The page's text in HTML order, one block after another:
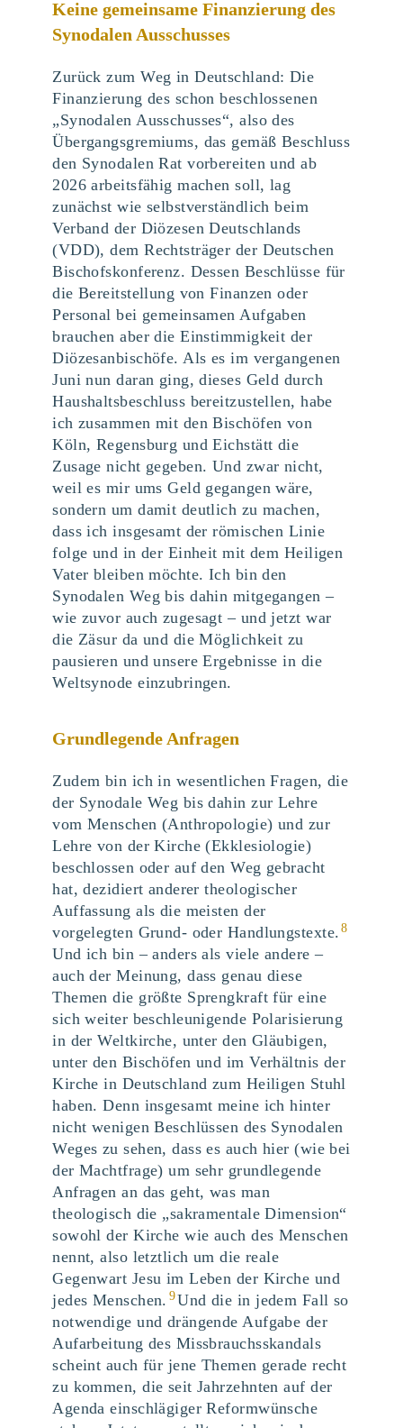
Keine gemeinsame Finanzierung des
Synodalen Ausschusses
Zurück zum Weg in Deutschland: Die
Finanzierung des schon beschlossenen
„Synodalen Ausschusses“, also des
Übergangsgremiums, das gemäß Beschluss
den Synodalen Rat vorbereiten und ab
2026 arbeitsfähig machen soll, lag
zunächst wie selbstverständlich beim
Verband der Diözesen Deutschlands
(VDD), dem Rechtsträger der Deutschen
Bischofskonferenz. Dessen Beschlüsse für
die Bereitstellung von Finanzen oder
Personal bei gemeinsamen Aufgaben
brauchen aber die Einstimmigkeit der
Diözesanbischöfe. Als es im vergangenen
Juni nun daran ging, dieses Geld durch
Haushaltsbeschluss bereitzustellen, habe
ich zusammen mit den Bischöfen von
Köln, Regensburg und Eichstätt die
Zusage nicht gegeben. Und zwar nicht,
weil es mir ums Geld gegangen wäre,
sondern um damit deutlich zu machen,
dass ich insgesamt der römischen Linie
folge und in der Einheit mit dem Heiligen
Vater bleiben möchte. Ich bin den
Synodalen Weg bis dahin mitgegangen –
wie zuvor auch zugesagt – und jetzt war
die Zäsur da und die Möglichkeit zu
pausieren und unsere Ergebnisse in die
Weltsynode einzubringen.
Grundlegende Anfragen
Zudem bin ich in wesentlichen Fragen, die
der Synodale Weg bis dahin zur Lehre
vom Menschen (Anthropologie) und zur
Lehre von der Kirche (Ekklesiologie)
beschlossen oder auf den Weg gebracht
hat, dezidiert anderer theologischer
Auffassung als die meisten der
vorgelegten Grund- oder Handlungstexte. 8
Und ich bin – anders als viele andere –
auch der Meinung, dass genau diese
Themen die größte Sprengkraft für eine
sich weiter beschleunigende Polarisierung
in der Weltkirche, unter den Gläubigen,
unter den Bischöfen und im Verhältnis der
Kirche in Deutschland zum Heiligen Stuhl
haben. Denn insgesamt meine ich hinter
nicht wenigen Beschlüssen des Synodalen
Weges zu sehen, dass es auch hier (wie bei
der Machtfrage) um sehr grundlegende
Anfragen an das geht, was man
theologisch die „sakramentale Dimension“
sowohl der Kirche wie auch des Menschen
nennt, also letztlich um die reale
Gegenwart Jesu im Leben der Kirche und
jedes Menschen. 9Und die in jedem Fall so
notwendige und drängende Aufgabe der
Aufarbeitung des Missbrauchsskandals
scheint auch für jene Themen gerade recht
zu kommen, die seit Jahrzehnten auf der
Agenda einschlägiger Reformwünsche